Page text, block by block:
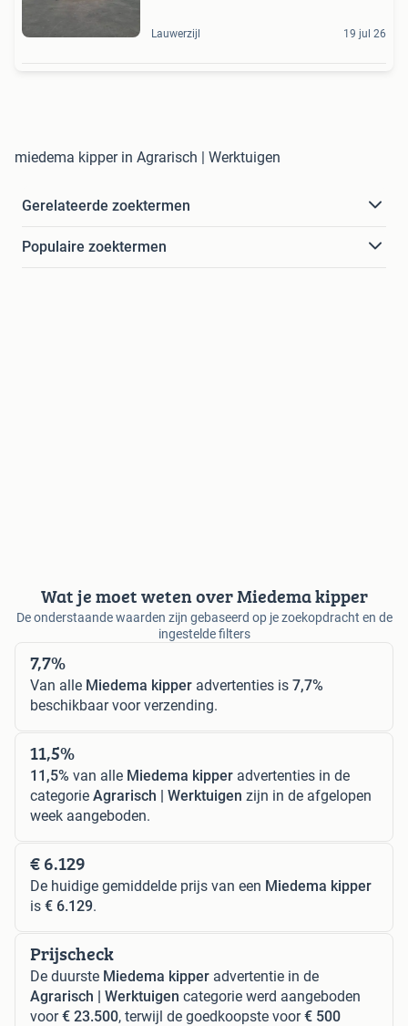
Lauwerzijl 19 jul 26
miedema kipper in Agrarisch | Werktuigen
Gerelateerde zoektermen
Populaire zoektermen
Wat je moet weten over Miedema kipper
De onderstaande waarden zijn gebaseerd op je zoekopdracht en de
ingestelde filters
7,7%
Van alle Miedema kipper advertenties is 7,7%
beschikbaar voor verzending.
11,5%
11,5% van alle Miedema kipper advertenties in de
categorie Agrarisch | Werktuigen zijn in de afgelopen
week aangeboden.
€ 6.129
De huidige gemiddelde prijs van een Miedema kipper
is € 6.129.
Prijscheck
De duurste Miedema kipper advertentie in de
Agrarisch | Werktuigen categorie werd aangeboden
voor€ 23.500, terwijl de goedkoopste voor€ 500